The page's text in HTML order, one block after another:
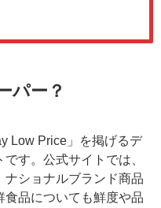
パー？
Low Price」を掲げるデ
す。公式サイトでは、
ショナルブランド商品
食品についても鮮度や品